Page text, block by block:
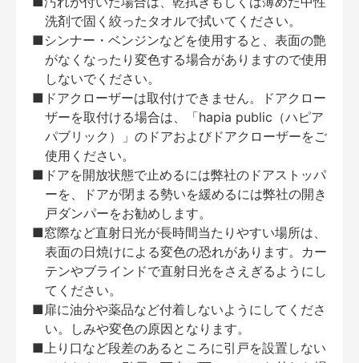
洗剤で固く絞ったタオルで拭いてください。
■シンナー・ベンジンなどを使用すると、表面の艶
がなくなったり変色する場合がありますので使用
しないでください。
■ドアクローザーは取付けできません。ドアクロー
ザーを取付ける場合は、「hapia public（ハピア
パブリック）」のドアおよびドアクローザーをご
使用ください。
■ドアを開放状態で止めるには弊社のドアストッパ
ーを、ドアが閉まる勢いを緩めるには弊社の開き
戸ダンパーをお勧めします。
■窓際など直射日光が長時間当たりやすい場所は、
表面の日焼けによる変色の恐れがあります。カー
テンやブラインドで直射日光をさえぎるようにし
てください。
■扉に油分や薬品など付着しないようにしてくださ
い。しみや変色の原因となります。
■上り口など段差のあるところに引戸を設置しない